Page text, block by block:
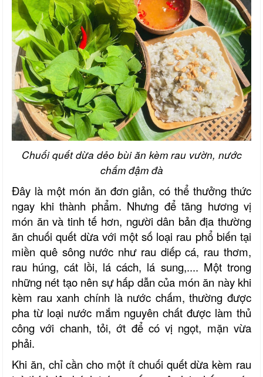
Chuối quết dừa dẻo bùi ăn kèm rau vườn, nước
chấm đậm đà
Đây là một món ăn đơn giản, có thể thưởng thức
ngay khi thành phẩm. Nhưng để tăng hương vị
món ăn và tinh tế hơn, người dân bản địa thường
ăn chuối quết dừa với một số loại rau phổ biến tại
miền quê sông nước như rau diếp cá, rau thơm,
rau húng, cát lồi, lá cách, lá sung,.... Một trong
những nét tạo nên sự hấp dẫn của món ăn này khi
kèm rau xanh chính là nước chấm, thường được
pha từ loại nước mắm nguyên chất được làm thủ
công với chanh, tỏi, ớt để có vị ngọt, mặn vừa
phải.
Khi ăn, chỉ cần cho một ít chuối quết dừa kèm rau